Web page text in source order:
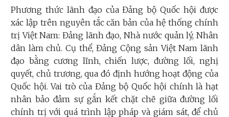
Phương thức lãnh đạo của Đảng bộ Quốc hội được
xác lập trên nguyên tắc căn bản của hệ thống chính
trị Việt Nam: Đảng lãnh đạo, Nhà nước quản lý, Nhân
dân làm chủ. Cụ thể, Đảng Cộng sản Việt Nam lãnh
đạo bằng cương lĩnh, chiến lược, đường lối, nghị
quyết, chủ trương, qua đó định hướng hoạt động của
Quốc hội. Vai trò của Đảng bộ Quốc hội chính là hạt
nhân bảo đảm sự gắn kết chặt chẽ giữa đường lối
chính trị với quá trình lập pháp và giám sát, để chủ